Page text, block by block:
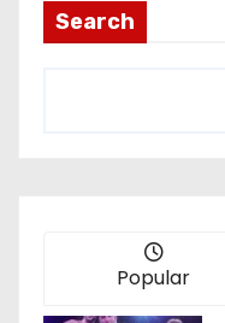
Search
Popular